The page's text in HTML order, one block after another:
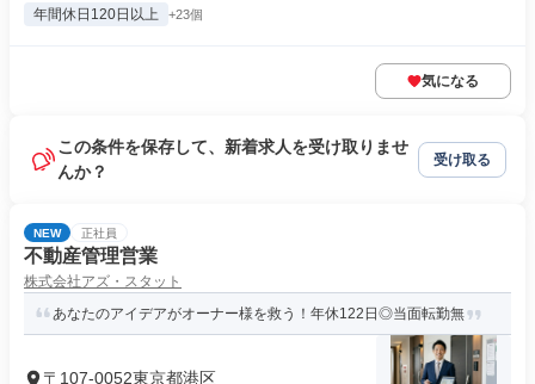
年間休日120日以上 +23個
気になる
この条件を保存して、新着求人を受け取りませ
んか？
受け取る
NEW 正社員
不動産管理営業
株式会社アズ・スタット
あなたのアイデアがオーナー様を救う！年休122日◎当面転勤無
〒107-0052東京都港区